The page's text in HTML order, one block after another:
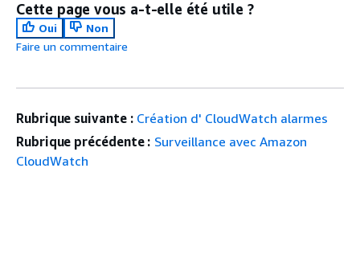
Cette page vous a-t-elle été utile ?
Oui
Non
Faire un commentaire
Rubrique suivante : Création d' CloudWatch alarmes
Rubrique précédente : Surveillance avec Amazon
CloudWatch